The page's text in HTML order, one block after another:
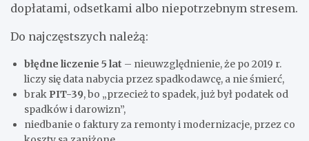
dopłatami, odsetkami albo niepotrzebnym stresem.
Do najczęstszych należą:
błędne liczenie 5 lat – nieuwzględnienie, że po 2019 r.
liczy się data nabycia przez spadkodawcę, a nie śmierć,
brak PIT-39, bo „przecież to spadek, już był podatek od
spadków i darowizn”,
niedbanie o faktury za remonty i modernizacje, przez co